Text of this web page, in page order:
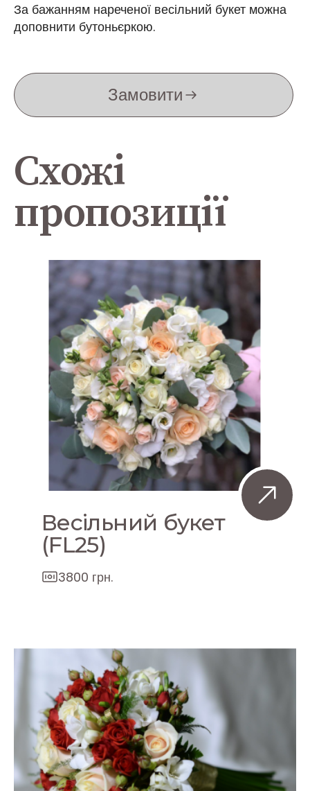
За бажанням нареченої весільний букет можна
доповнити бутоньєркою.
Замовити
Схожі
пропозиції
Весільний букет
(FL25)
3800 грн.